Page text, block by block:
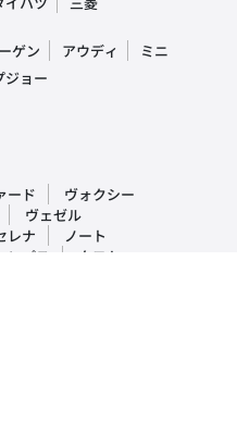
ゲン アウディ
ミニ
ジョー
ード
ヴォクシー
ヴェゼル
レナ
ノート
ンパス
タフト